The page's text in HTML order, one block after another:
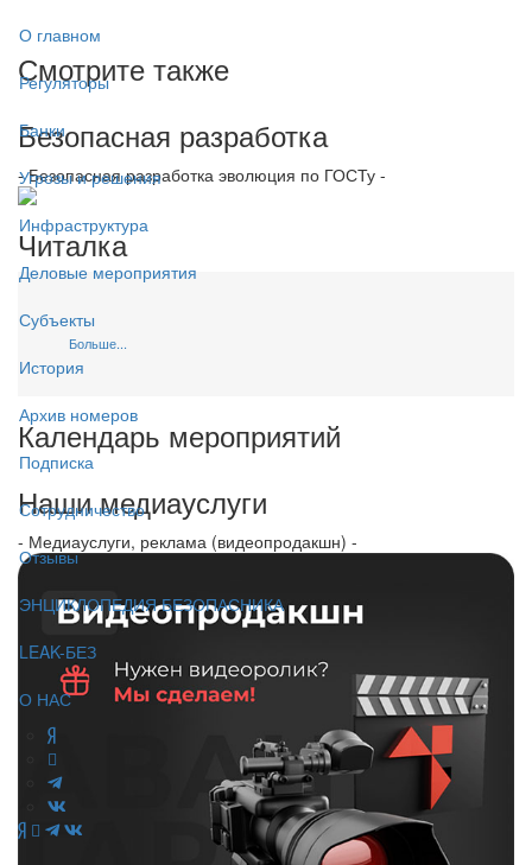
О главном
Регуляторы
Банки
Угрозы и решения
Инфраструктура
Деловые мероприятия
Субъекты
История
Архив номеров
Подписка
Сотрудничество
Отзывы
ЭНЦИКЛОПЕДИЯ БЕЗОПАСНИКА
LEAK-БЕЗ
О НАС
Смотрите также
Безопасная разработка
- Безопасная разработка эволюция по ГОСТу -
Читалка
Больше...
Календарь мероприятий
Наши медиауслуги
- Медиауслуги, реклама (видеопродакшн) -